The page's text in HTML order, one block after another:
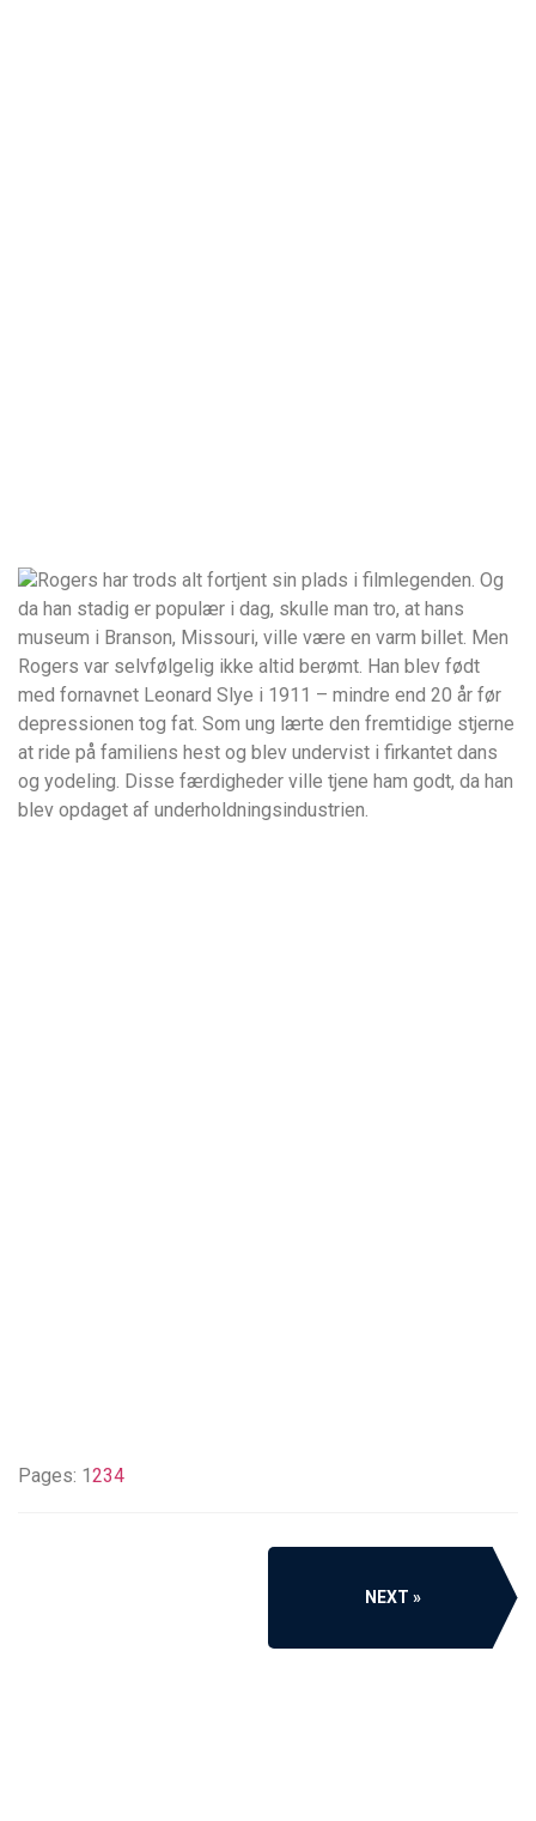
Rogers har trods alt fortjent sin plads i filmlegenden. Og
da han stadig er populær i dag, skulle man tro, at hans
museum i Branson, Missouri, ville være en varm billet. Men
Rogers var selvfølgelig ikke altid berømt. Han blev født
med fornavnet Leonard Slye i 1911 – mindre end 20 år før
depressionen tog fat. Som ung lærte den fremtidige stjerne
at ride på familiens hest og blev undervist i firkantet dans
og yodeling. Disse færdigheder ville tjene ham godt, da han
blev opdaget af underholdningsindustrien.
Pages: 1234
NEXT